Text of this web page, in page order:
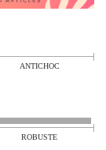
ANTICHOC
ROBUSTE